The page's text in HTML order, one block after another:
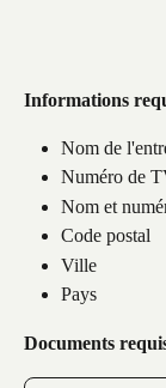
Informations
Nom de
Numéro de
Nom et
Code postal
Ville
Pays
Documents